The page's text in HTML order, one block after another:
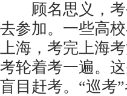
顾名思义，考
去参加。一些高
上海，考完上海
考轮着考一遍。
盲目赶考。“巡